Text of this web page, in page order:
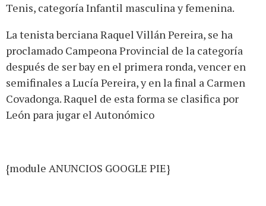
Tenis, categoría Infantil masculina y femenina.
La tenista berciana Raquel Villán Pereira, se ha
proclamado Campeona Provincial de la categoría
después de ser bay en el primera ronda, vencer en
semifinales a Lucía Pereira, y en la final a Carmen
Covadonga. Raquel de esta forma se clasifica por
León para jugar el Autonómico
{module ANUNCIOS GOOGLE PIE}